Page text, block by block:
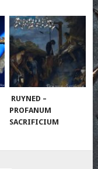
RUYNED –
PROFANUM
SACRIFICIUM